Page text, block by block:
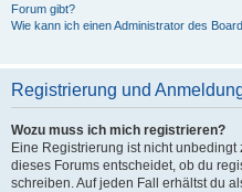
Forum gibt?
Wie kann ich einen Administrator des
Registrierung und
Wozu muss ich mich registrieren?
Eine Registrierung ist nicht
dieses Forums entscheidet, ob du
schreiben. Auf jeden Fall erhältst du